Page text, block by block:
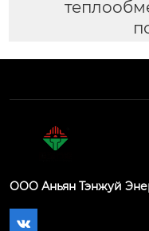
ООО Аньян Тэнжуй
